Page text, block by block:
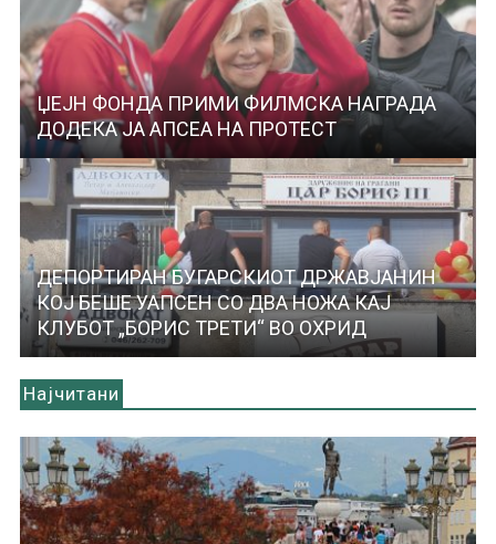
ЏЕЈН ФОНДА ПРИМИ ФИЛМСКА НАГРАДА
ДОДЕКА ЈА АПСЕА НА ПРОТЕСТ
ДЕПОРТИРАН БУГАРСКИОТ ДРЖАВЈАНИН
КОЈ БЕШЕ УАПСЕН СО ДВА НОЖА КАЈ
КЛУБОТ „БОРИС ТРЕТИ“ ВО ОХРИД
Најчитани